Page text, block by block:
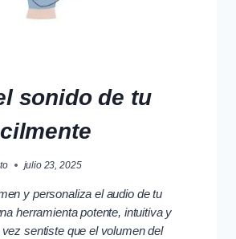
sonido de tu
julio 23, 2025
y personaliza el audio de tu
herramienta potente, intuitiva y
sentiste que el volumen del